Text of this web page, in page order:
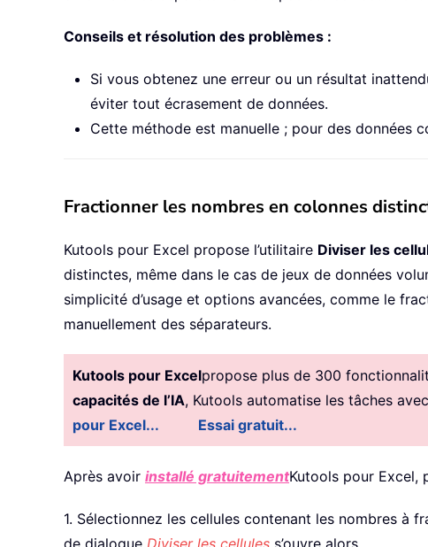
Conseils et résolution des problèmes :
Si vous obtenez une erreur ou un résultat
éviter tout écrasement de données.
Cette méthode est manuelle ; pour des données
Fractionner les nombres en colonnes
Kutools pour Excel propose l’utilitaire Diviser les
distinctes, même dans le cas de jeux de données
simplicité d’usage et options avancées, comme le
manuellement des séparateurs.
Kutools pour Excelpropose plus de 300
capacités de l’IA, Kutools automatise les tâches
pour Excel...
Essai gratuit...
Après avoir installé gratuitementKutools pour Excel,
1. Sélectionnez les cellules contenant les nombres à